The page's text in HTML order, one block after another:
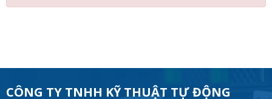
CÔNG TY TNHH KỸ THUẬT TỰ ĐỘNG